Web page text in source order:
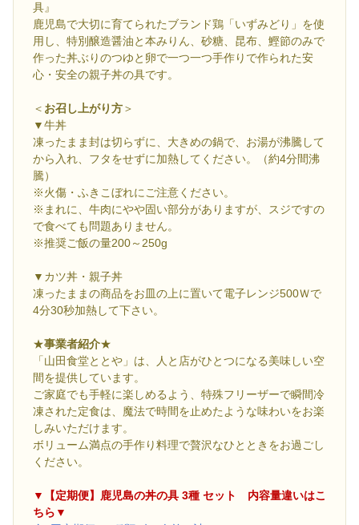
具』
鹿児島で大切に育てられたブランド鶏「いずみどり」を使
用し、特別醸造醤油と本みりん、砂糖、昆布、鰹節のみで
作った丼ぶりのつゆと卵で一つ一つ手作りで作られた安
心・安全の親子丼の具です。
＜ お召し上がり方＞
▼牛丼
凍ったまま封は切らずに、大きめの鍋で、お湯が沸騰して
から入れ、フタをせずに加熱してください。（約4分間沸
騰）
※火傷・ふきこぼれにご注意ください。
※まれに、牛肉にやや固い部分がありますが、スジですの
で食べても問題ありません。
※推奨ご飯の量200～250g
▼カツ丼・親子丼
凍ったままの商品をお皿の上に置いて電子レンジ500Ｗで
4分30秒加熱して下さい。
★事業者紹介★
「山田食堂ととや」は、人と店がひとつになる美味しい空
間を提供しています。
ご家庭でも手軽に楽しめるよう、特殊フリーザーで瞬間冷
凍された定食は、魔法で時間を止めたような味わいをお楽
しみいただけます。
ボリューム満点の手作り料理で贅沢なひとときをお過ごし
ください。
▼【定期便】鹿児島の丼の具 3種 セット 内容量違いはこ
ちら▼